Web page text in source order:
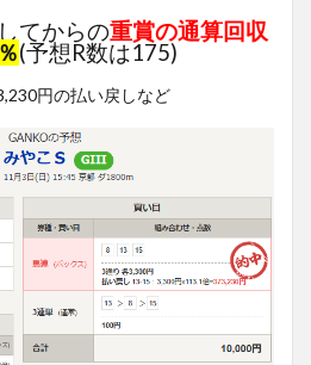
てからの重賞の通算回収
(予想R数は175)
円の払い戻しなど